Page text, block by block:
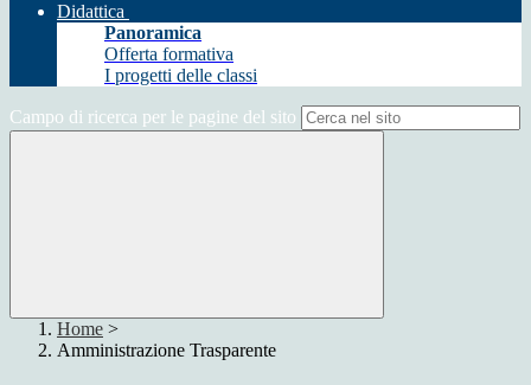
Didattica
Panoramica
Offerta formativa
I progetti delle classi
Campo di ricerca per le pagine del sito
Home >
Amministrazione Trasparente